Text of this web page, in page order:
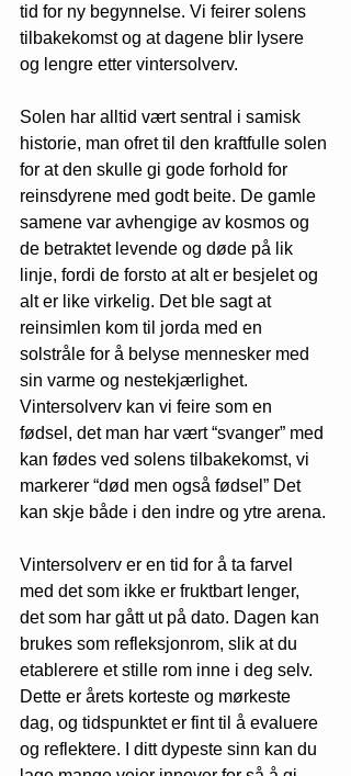
tid for ny begynnelse. Vi feirer solens
tilbakekomst og at dagene blir lysere
og lengre etter vintersolverv.
​Solen har alltid vært sentral i samisk
historie, man ofret til den kraftfulle solen
for at den skulle gi gode forhold for
reinsdyrene med godt beite. De gamle
samene var avhengige av kosmos og
de betraktet levende og døde på lik
linje, fordi de forsto at alt er besjelet og
alt er like virkelig. Det ble sagt at
reinsimlen kom til jorda med en
solstråle for å belyse mennesker med
sin varme og nestekjærlighet.
Vintersolverv kan vi feire som en
fødsel, det man har vært “svanger” med
kan fødes ved solens tilbakekomst, vi
markerer “død men også fødsel” Det
kan skje både i den indre og ytre arena.
Vintersolverv er en tid for å ta farvel
med det som ikke er fruktbart lenger,
det som har gått ut på dato. Dagen kan
brukes som refleksjonrom, slik at du
etablerere et stille rom inne i deg selv.
Dette er årets korteste og mørkeste
dag, og tidspunktet er fint til å evaluere
og reflektere. I ditt dypeste sinn kan du